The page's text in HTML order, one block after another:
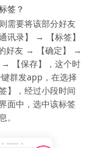
签？
需要将该部分好友
讯录】 → 【标签】
好友 → 【确定】 →
→ 【保存】，这个时
群发app，在选择
】，经过小段时间
面中，选中该标签
。